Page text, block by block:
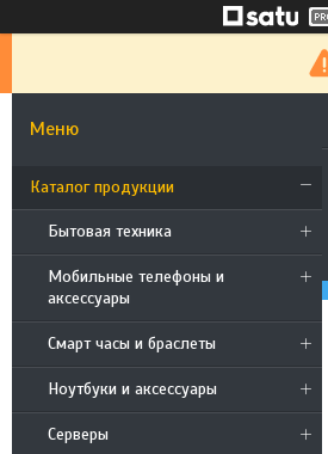
Каталог продукции
Бытовая техника
Мобильные телефоны и
аксессуары
Смарт часы и браслеты
Ноутбуки и аксессуары
Cерверы